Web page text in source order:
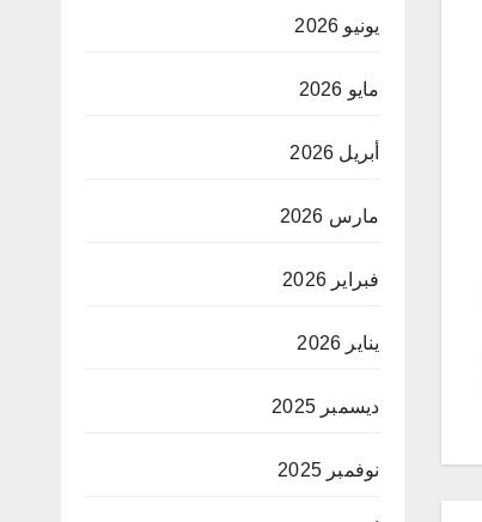
يونيو 2026
مايو 2026
أبريل 2026
مارس 2026
فبراير 2026
يناير 2026
ديسمبر 2025
نوفمبر 2025